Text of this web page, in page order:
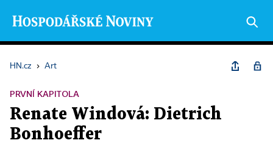
HN.cz › Art
PRVNÍ KAPITOLA
Renate Windová: Dietrich
Bonhoeffer